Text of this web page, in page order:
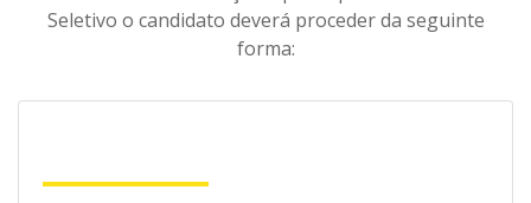
Seletivo o candidato deverá proceder da seguinte
forma: